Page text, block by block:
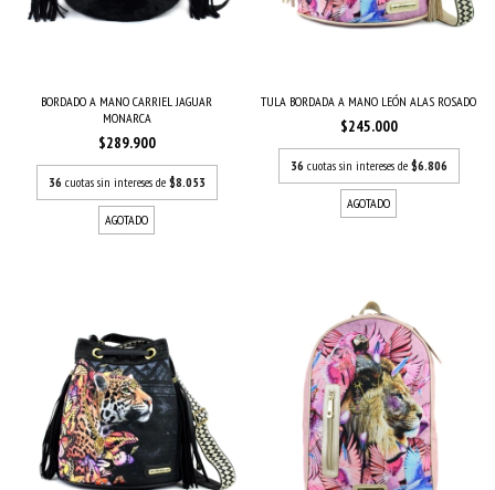
BORDADO A MANO CARRIEL JAGUAR
MONARCA
$289.900
36 cuotas sin intereses de $8.053
AGOTADO
TULA BORDADA A MANO LEÓN ALAS ROSADO
$245.000
36 cuotas sin intereses de $6.806
AGOTADO